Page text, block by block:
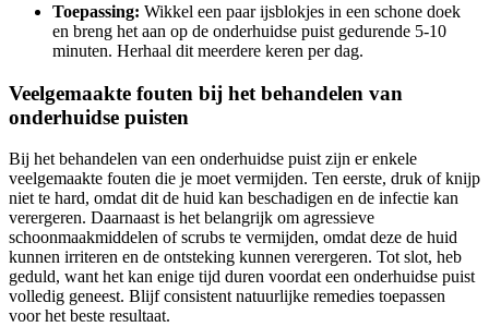
Toepassing: Wikkel een paar ijsblokjes in een schone doek
en breng het aan op de onderhuidse puist gedurende 5-10
minuten. Herhaal dit meerdere keren per dag.
Veelgemaakte fouten bij het behandelen van
onderhuidse puisten
Bij het behandelen van een onderhuidse puist zijn er enkele
veelgemaakte fouten die je moet vermijden. Ten eerste, druk of knijp
niet te hard, omdat dit de huid kan beschadigen en de infectie kan
verergeren. Daarnaast is het belangrijk om agressieve
schoonmaakmiddelen of scrubs te vermijden, omdat deze de huid
kunnen irriteren en de ontsteking kunnen verergeren. Tot slot, heb
geduld, want het kan enige tijd duren voordat een onderhuidse puist
volledig geneest. Blijf consistent natuurlijke remedies toepassen
voor het beste resultaat.